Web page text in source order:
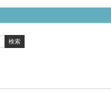
検索